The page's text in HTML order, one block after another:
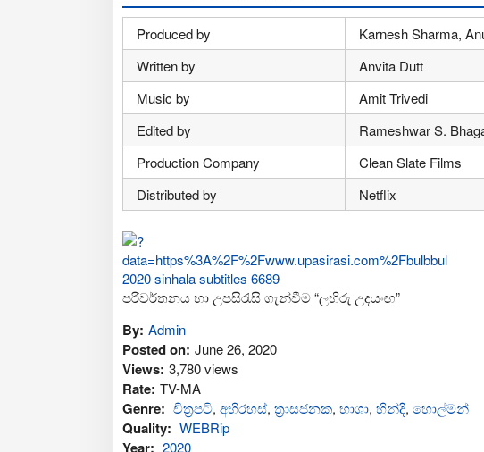
Produced by
Karnesh Sharma,
Written by
Anvita Dutt
Music by
Amit Trivedi
Edited by
Rameshwar S.
Production Company
Clean Slate Films
Distributed by
Netflix
පරිවර්තනය හා උපසිරැසි ගැන්වීම “ලහිරු උදයංඟ”
By: Admin
Posted on: June 26, 2020
Views: 3,780 views
Rate: TV-MA
Genre: චිත්‍රපටි, අභිරහස්, ත්‍රාසජනක, භාශා, හින්දි, හොල්මන්
Quality: WEBRip
Year: 2020